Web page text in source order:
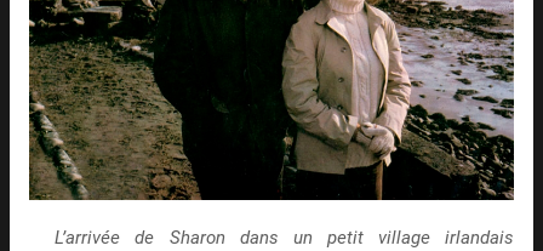
L’arrivée de Sharon dans un petit village irlandais